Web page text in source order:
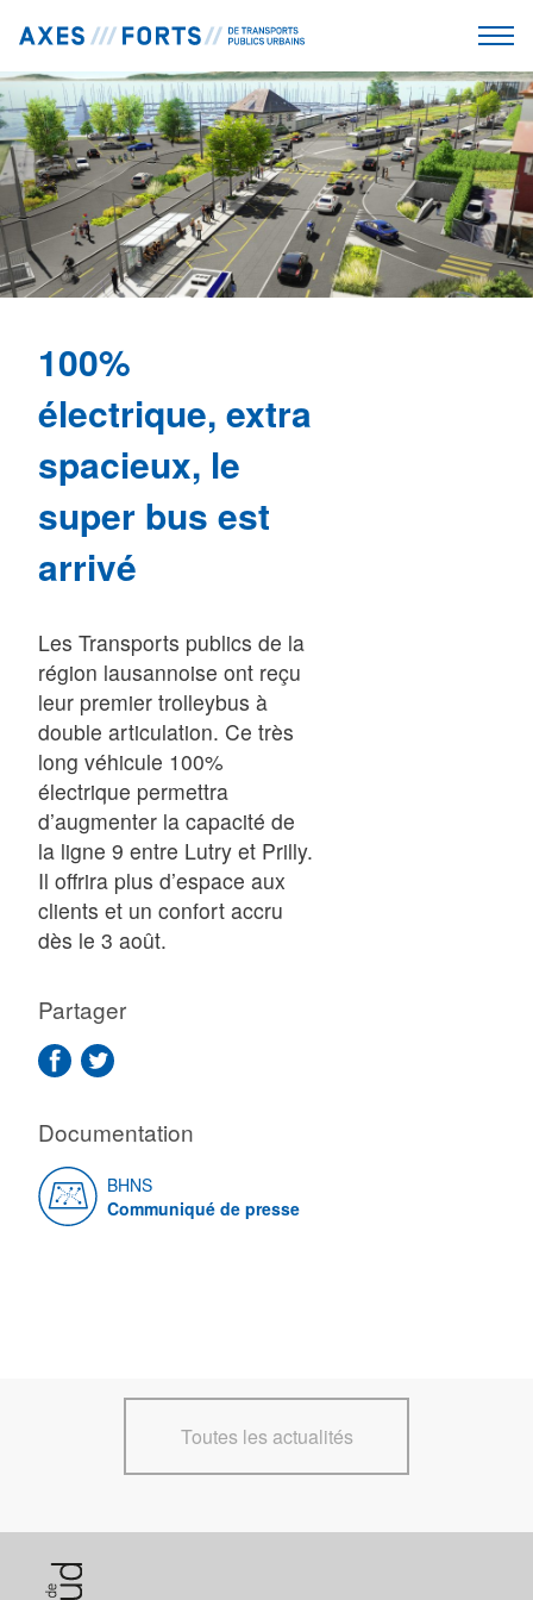
100%
électrique, extra
spacieux, le
super bus est
arrivé
Les Transports publics de la
région lausannoise ont reçu
leur premier trolleybus à
double articulation. Ce très
long véhicule 100%
électrique permettra
d’augmenter la capacité de
la ligne 9 entre Lutry et Prilly.
Il offrira plus d’espace aux
clients et un confort accru
dès le 3 août.
Partager
Documentation
BHNS
Communiqué de presse
Toutes les actualités